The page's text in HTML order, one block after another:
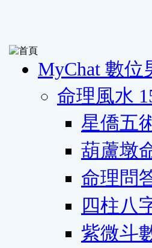
MyChat 數位
命理風水
星僑五
葫蘆墩
命理問
四柱八
紫微斗